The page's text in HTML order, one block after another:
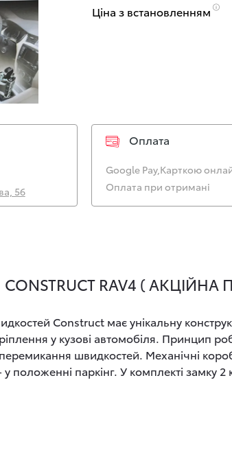
Ціна з встановленням
56
Оплата
Google Pay,Карткою
Оплата при отримані
RAV4 ( АКЦІЙНА
Construct має унікальну
у кузові автомобіля. Принцип
швидкостей. Механічні
положенні паркінг. У комплекті замку